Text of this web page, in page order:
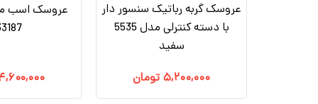
عروسک اسب
عروسک گربه رباتیک سنسور دار
با دسته کنترلی مدل 5535
سفید
۵,۲۰۰,۰۰۰ تومان